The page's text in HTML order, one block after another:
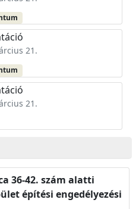
21.
21.
36-42. szám alatti
építési engedélyezési